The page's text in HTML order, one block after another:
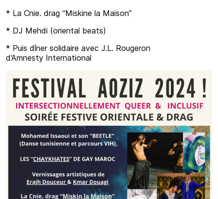
* La Cnie. drag “Miskine la Maison”
* DJ Mehdi (oriental beats)
* Puis dîner solidaire avec J.L. Rougeron
d‘Amnesty International